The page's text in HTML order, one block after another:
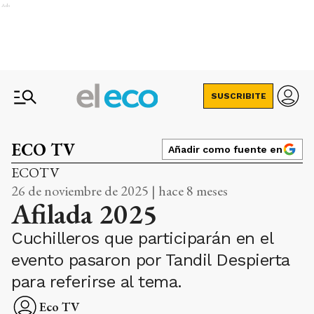
Ads
SUSCRIBITE
ECO TV Añadir como fuente en
ECOTV
26 de noviembre de 2025 | hace 8 meses
Afilada 2025
Cuchilleros que participarán en el
evento pasaron por Tandil Despierta
para referirse al tema.
Eco TV